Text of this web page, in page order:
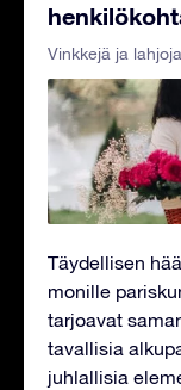
Vinkkejä ja lahjoja
Täydellisen
monille
tarjoavat
tavallisia
juhlallisia